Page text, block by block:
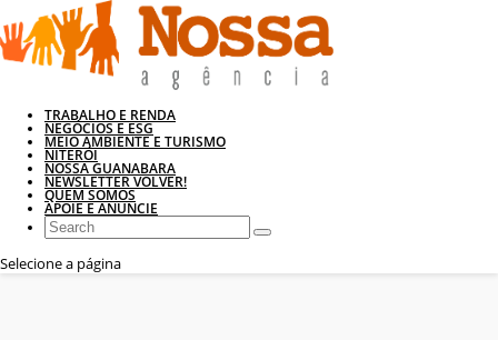
TRABALHO E RENDA
NEGÓCIOS E ESG
MEIO AMBIENTE E TURISMO
NITERÓI
NOSSA GUANABARA
NEWSLETTER VOLVER!
QUEM SOMOS
APOIE E ANUNCIE
Selecione a página